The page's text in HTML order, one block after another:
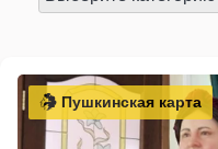
Пушкинская карта